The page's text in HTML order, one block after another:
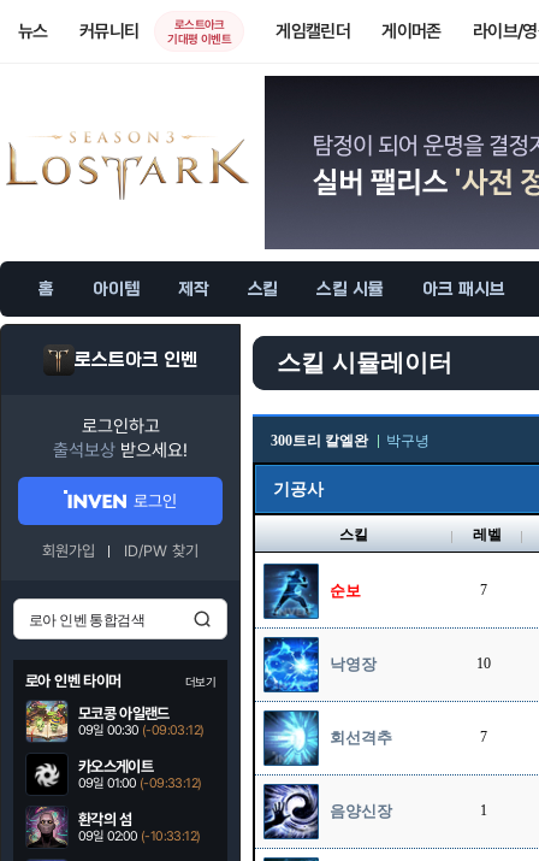
뉴스 커뮤니티
로스트아크
기대평 이벤트
게임캘린더 게이머존 라이브/
홈 아이템 제작 스킬 스킬 시뮬 아크 패시브
로스트아크 인벤
로그인하고
출석보상 받으세요!
로그인
회원가입 ID/PW 찾기
로아 인벤 타이머 더보기
모코콩 아일랜드
09일 00:30 (-09:03:11)
카오스게이트
09일 01:00 (-09:33:11)
환각의 섬
09일 02:00 (-10:33:11)
스킬 시뮬레이터
300트리 칼엘완 박구녕
기공사
스킬 레벨
순보 7
낙영장 10
회선격추 7
음양신장 1